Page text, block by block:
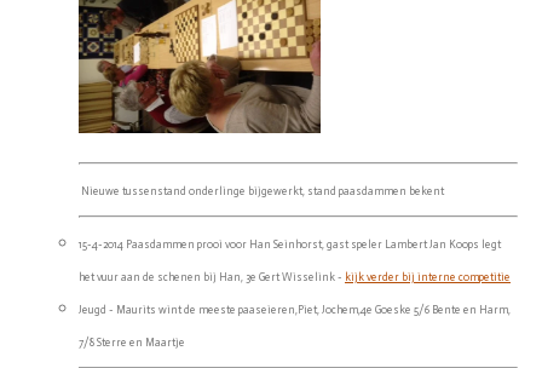
Nieuwe tussenstand onderlinge bijgewerkt, stand paasdammen bekent
15-4-2014 Paasdammen prooi voor Han Seinhorst, gast speler Lambert Jan Koops legt
het vuur aan de schenen bij Han, 3e Gert Wisselink - kijk verder bij interne competitie
Jeugd - Maurits wint de meeste paaseieren,Piet, Jochem,4e Goeske 5/6 Bente en Harm,
7/8 Sterre en Maartje